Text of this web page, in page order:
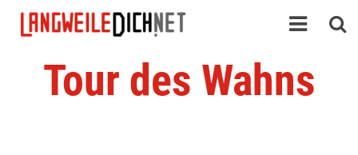
Tour des Wahns